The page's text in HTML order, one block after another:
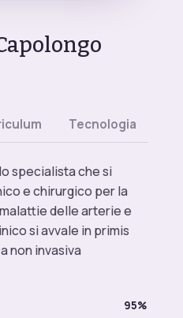
Tecnologia
specialista che si
e chirurgico per la
delle arterie e
si avvale in primis
non invasiva
95%